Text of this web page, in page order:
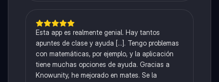
Esta app es realmente genial. Hay tantos
apuntes de clase y ayuda [...]. Tengo problemas
con matemáticas, por ejemplo, y la aplicación
tiene muchas opciones de ayuda. Gracias a
Knowunity, he mejorado en mates. Se la